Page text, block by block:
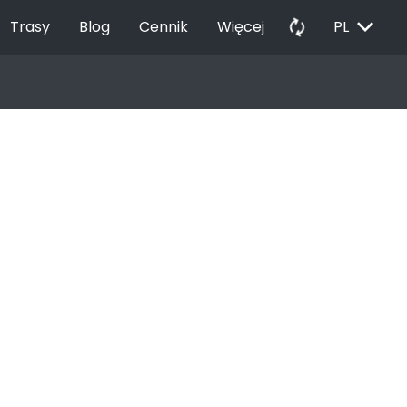
Trasy Blog Cennik Więcej autorenew PL EXPAND_MORE